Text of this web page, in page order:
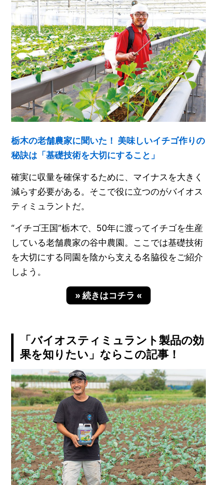
栃木の老舗農家に聞いた！ 美味しいイチゴ作りの
秘訣は「基礎技術を大切にすること」
確実に収量を確保するために、マイナスを大きく
減らす必要がある。そこで役に立つのがバイオス
ティミュラントだ。
“イチゴ王国”栃木で、50年に渡ってイチゴを生産
している老舗農家の谷中農園。ここでは基礎技術
を大切にする同園を陰から支える名脇役をご紹介
しよう。
» 続きはコチラ «
「バイオスティミュラント製品の効
果を知りたい」ならこの記事！